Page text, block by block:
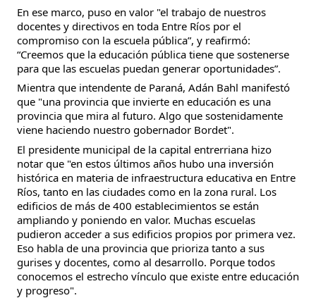
En ese marco, puso en valor "el trabajo de nuestros
docentes y directivos en toda Entre Ríos por el
compromiso con la escuela pública”, y reafirmó:
“Creemos que la educación pública tiene que sostenerse
para que las escuelas puedan generar oportunidades”.
Mientra que intendente de Paraná, Adán Bahl manifestó
que "una provincia que invierte en educación es una
provincia que mira al futuro. Algo que sostenidamente
viene haciendo nuestro gobernador Bordet".
El presidente municipal de la capital entrerriana hizo
notar que "en estos últimos años hubo una inversión
histórica en materia de infraestructura educativa en Entre
Ríos, tanto en las ciudades como en la zona rural. Los
edificios de más de 400 establecimientos se están
ampliando y poniendo en valor. Muchas escuelas
pudieron acceder a sus edificios propios por primera vez.
Eso habla de una provincia que prioriza tanto a sus
gurises y docentes, como al desarrollo. Porque todos
conocemos el estrecho vínculo que existe entre educación
y progreso".